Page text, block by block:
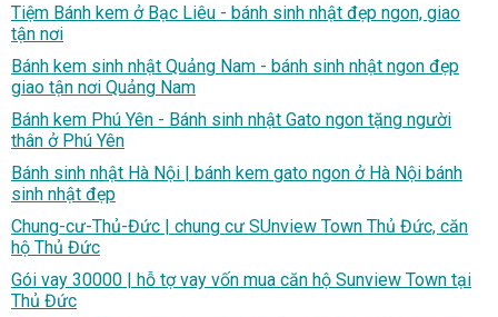
Tiệm Bánh kem ở Bạc Liêu - bánh sinh nhật đẹp ngon, giao
tận nơi
Bánh kem sinh nhật Quảng Nam - bánh sinh nhật ngon đẹp
giao tận nơi Quảng Nam
Bánh kem Phú Yên - Bánh sinh nhật Gato ngon tặng người
thân ở Phú Yên
Bánh sinh nhật Hà Nội | bánh kem gato ngon ở Hà Nội bánh
sinh nhật đẹp
Chung-cư-Thủ-Đức | chung cư SUnview Town Thủ Đức, căn
hộ Thủ Đức
Gói vay 30000 | hỗ tợ vay vốn mua căn hộ Sunview Town tại
Thủ Đức